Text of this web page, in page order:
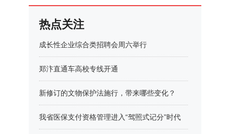
热点关注
成长性企业综合类招聘会周六举行
郑汴直通车高校专线开通
新修订的文物保护法施行，带来哪些变化？
我省医保支付资格管理进入“驾照式记分”时代